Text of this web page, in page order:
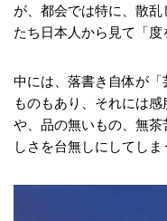
が、都会では特に、散
たち日本人から見て「度
中には、落書き自体が
ものもあり、それには
や、品の無いもの、無
しさを台無しにしてしま